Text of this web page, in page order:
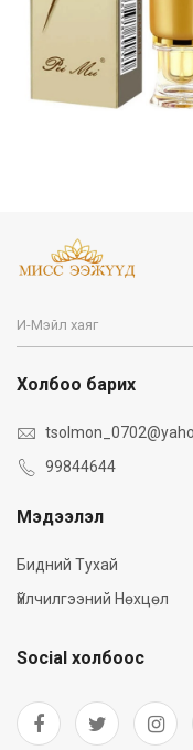
Холбоо барих
99844644
Мэдээлэл
Бидний Тухай
Үйлчилгээний Нөхцөл
Social холбоос